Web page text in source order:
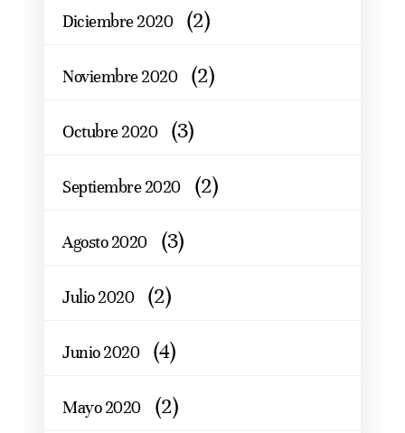
Diciembre 2020 (2)
Noviembre 2020 (2)
Octubre 2020 (3)
Septiembre 2020 (2)
Agosto 2020 (3)
Julio 2020 (2)
Junio 2020 (4)
Mayo 2020 (2)